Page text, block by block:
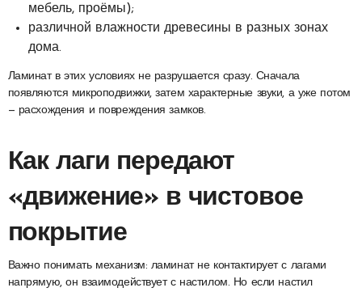
мебель, проёмы);
различной влажности древесины в разных зонах
дома.
Ламинат в этих условиях не разрушается сразу. Сначала
появляются микроподвижки, затем характерные звуки, а уже потом
— расхождения и повреждения замков.
Как лаги передают
«движение» в чистовое
покрытие
Важно понимать механизм: ламинат не контактирует с лагами
напрямую, он взаимодействует с настилом. Но если настил